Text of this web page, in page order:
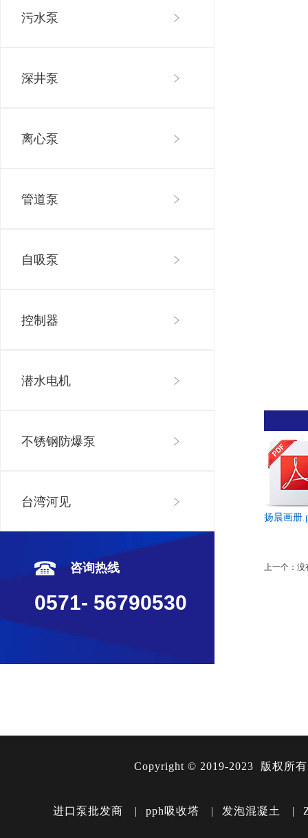
污水泵
深井泵
离心泵
管道泵
自吸泵
控制器
潜水电机
不锈钢防爆泵
台湾河见
咨询热线
0571- 56790530
扬晨画册
上一个： 没
Copyright ©️ 2019-2023 版权所
进口泵批发商 | pph吸收塔 | 发泡混凝土 |